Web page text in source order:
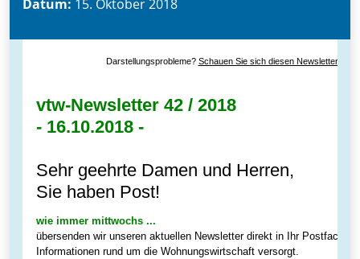
Datum: 15. Oktober 2018